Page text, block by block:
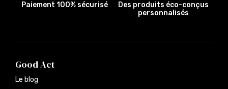
Paiement 100% sécurisé
Des produits éco-conçus
personnalisés
Good Act
Le blog